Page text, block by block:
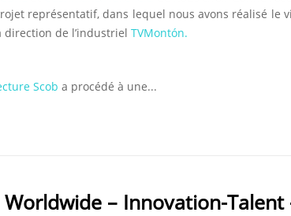
représentatif, dans lequel nous avons réalisé le
direction de l’industrielTVMontón.
Scob a procédé à une...
Worldwide – Innovation-Talent